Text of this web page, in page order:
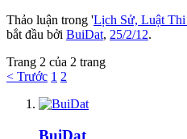
Thảo luận trong 'Lịch Sử, Luật
bắt đầu bởi BuiDat, 25/2/12.
Trang 2 của 2 trang
< Trước 1 2
BuiDat